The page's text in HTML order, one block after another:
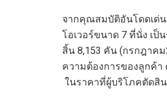
จากคุณสมบัติอันโดดเด่น
โอเวอร์ขนาด 7 ที่นั่ง เป็
สิ้น 8,153 คัน (กรกฎาคม
ความต้องการของลูกคา
ในราคาที่ผู้บริโภคตัดสิน